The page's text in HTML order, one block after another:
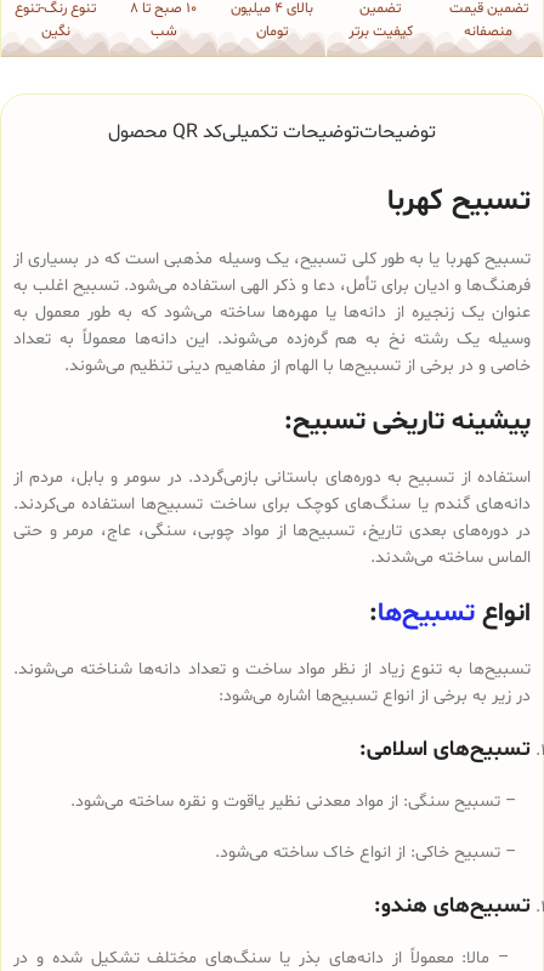
تضمین قیمت
منصفانه
تضمین
کیفیت برتر
بالای 4 میلیون
تومان
10 صبح تا 8
شب
تنوع رنگ-تنوع
نگین
توضیحاتتوضیحات تکمیلیکد QR محصول
تسبیح کهربا
تسبیح کهربا یا به طور کلی تسبیح، یک وسیله مذهبی است که در بسیاری از
فرهنگ‌ها و ادیان برای تأمل، دعا و ذکر الهی استفاده می‌شود. تسبیح اغلب به
عنوان یک زنجیره از دانه‌ها یا مهره‌ها ساخته می‌شود که به طور معمول به
وسیله یک رشته نخ به هم گره‌زده می‌شوند. این دانه‌ها معمولاً به تعداد
خاصی و در برخی از تسبیح‌ها با الهام از مفاهیم دینی تنظیم می‌شوند.
پیشینه تاریخی تسبیح:
استفاده از تسبیح به دوره‌های باستانی بازمی‌گردد. در سومر و بابل، مردم از
دانه‌های گندم یا سنگ‌های کوچک برای ساخت تسبیح‌ها استفاده می‌کردند.
در دوره‌های بعدی تاریخ، تسبیح‌ها از مواد چوبی، سنگی، عاج، مرمر و حتی
الماس ساخته می‌شدند.
انواع تسبیح‌ها:
تسبیح‌ها به تنوع زیاد از نظر مواد ساخت و تعداد دانه‌ها شناخته می‌شوند.
در زیر به برخی از انواع تسبیح‌ها اشاره می‌شود:
تسبیح‌های اسلامی:
– تسبیح سنگی: از مواد معدنی نظیر یاقوت و نقره ساخته می‌شود.
– تسبیح خاکی: از انواع خاک ساخته می‌شود.
تسبیح‌های هندو:
– مالا: معمولاً از دانه‌های بذر یا سنگ‌های مختلف تشکیل شده و در